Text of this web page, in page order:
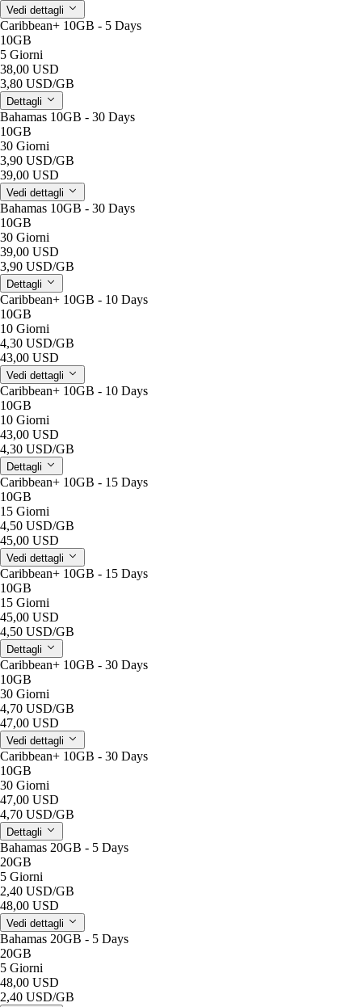
Vedi dettagli
Caribbean+ 10GB - 5 Days
10GB
5 Giorni
38,00 USD
3,80 USD/GB
Dettagli
Bahamas 10GB - 30 Days
10GB
30 Giorni
3,90 USD/GB
39,00 USD
Vedi dettagli
Bahamas 10GB - 30 Days
10GB
30 Giorni
39,00 USD
3,90 USD/GB
Dettagli
Caribbean+ 10GB - 10 Days
10GB
10 Giorni
4,30 USD/GB
43,00 USD
Vedi dettagli
Caribbean+ 10GB - 10 Days
10GB
10 Giorni
43,00 USD
4,30 USD/GB
Dettagli
Caribbean+ 10GB - 15 Days
10GB
15 Giorni
4,50 USD/GB
45,00 USD
Vedi dettagli
Caribbean+ 10GB - 15 Days
10GB
15 Giorni
45,00 USD
4,50 USD/GB
Dettagli
Caribbean+ 10GB - 30 Days
10GB
30 Giorni
4,70 USD/GB
47,00 USD
Vedi dettagli
Caribbean+ 10GB - 30 Days
10GB
30 Giorni
47,00 USD
4,70 USD/GB
Dettagli
Bahamas 20GB - 5 Days
20GB
5 Giorni
2,40 USD/GB
48,00 USD
Vedi dettagli
Bahamas 20GB - 5 Days
20GB
5 Giorni
48,00 USD
2,40 USD/GB